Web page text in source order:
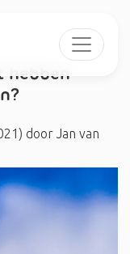
hebben
door Jan van